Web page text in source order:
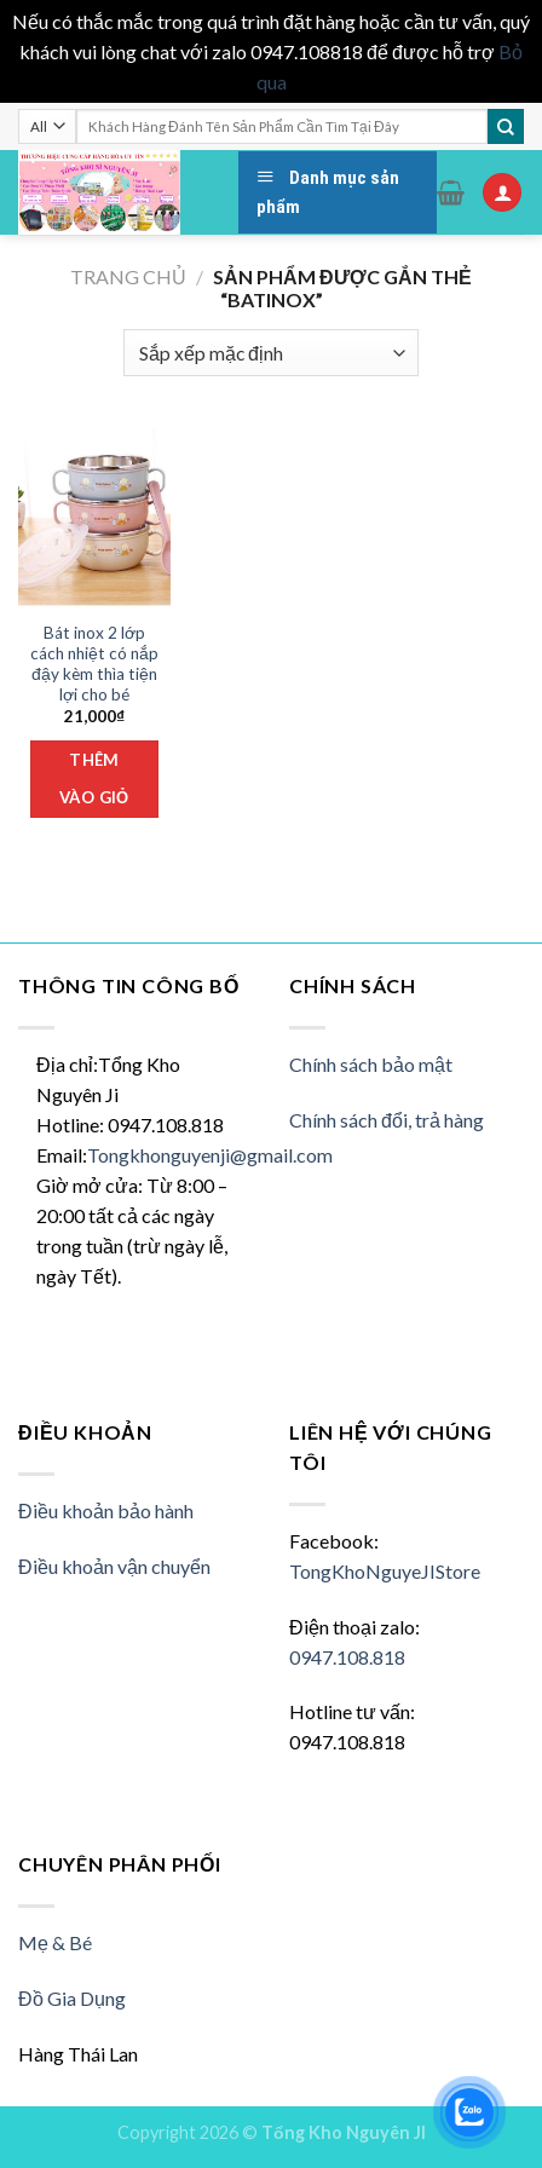
Nếu có thắc mắc trong quá trình đặt hàng hoặc cần tư vấn, quý
khách vui lòng chat với zalo 0947.108818 để được hỗ trợ Bỏ
qua
Skip
to
content
Danh mục sản
phẩm
TRANG CHỦ / SẢN PHẨM ĐƯỢC GẮN THẺ
“BATINOX”
Bát inox 2 lớp
cách nhiệt có nắp
đậy kèm thìa tiện
lợi cho bé
21,000₫
THÊM
VÀO GIỎ
THÔNG TIN CÔNG BỐ
Địa chỉ:Tổng Kho
Nguyên Ji
Hotline: 0947.108.818
Email:Tongkhonguyenji@gmail.com
Giờ mở cửa: Từ 8:00 –
20:00 tất cả các ngày
trong tuần (trừ ngày lễ,
ngày Tết).
CHÍNH SÁCH
Chính sách bảo mật
Chính sách đổi, trả hàng
ĐIỀU KHOẢN
Điều khoản bảo hành
Điều khoản vận chuyển
LIÊN HỆ VỚI CHÚNG
TÔI
Facebook:
TongKhoNguyeJIStore
Điện thoại zalo:
0947.108.818
Hotline tư vấn:
0947.108.818
CHUYÊN PHÂN PHỐI
Mẹ & Bé
Đồ Gia Dụng
Hàng Thái Lan
Copyright 2026 © Tổng Kho Nguyên JI